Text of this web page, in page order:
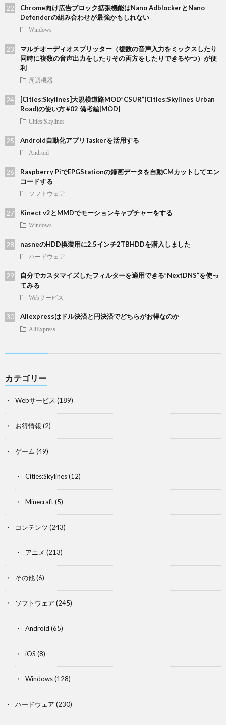
Chrome向け広告ブロック拡張機能はNano AdblockerとNano
Defenderの組み合わせが最強かもしれない
Windows
マルチオーディオスプリッター（複数の音声入力をミックスしたり
同時に複数の音声出力をしたりその両方をしたりできるやつ）が便
利
周辺機器
[Cities:Skylines]大規模道路MOD”CSUR”(Cities:Skylines Urban
Road)の使い方 #02 備考編[MOD]
Cities:Skylines
Android自動化アプリTaskerを活用する
Android
Raspberry PiでEPGStationの録画データを自動CMカットしてエン
コードする
ソフトウェア
Kinect v2とMMDでモーションキャプチャーをする
Windows
nasneのHDD換装用に2.5インチ2TBHDDを購入しました
ハードウェア
自分でカスタマイズしたフィルターを適用できる”NextDNS”を使っ
てみる
Webサービス
Aliexpressはドル決済と円決済でどちらがお得なのか
AliExpress
カテゴリー
Webサービス (189)
お得情報 (2)
ゲーム (49)
Cities:Skylines(12)
Minecraft(5)
コンテンツ (243)
アニメ (213)
その他(6)
ソフトウェア (245)
Android (65)
iOS (8)
Windows(128)
ハードウェア (230)